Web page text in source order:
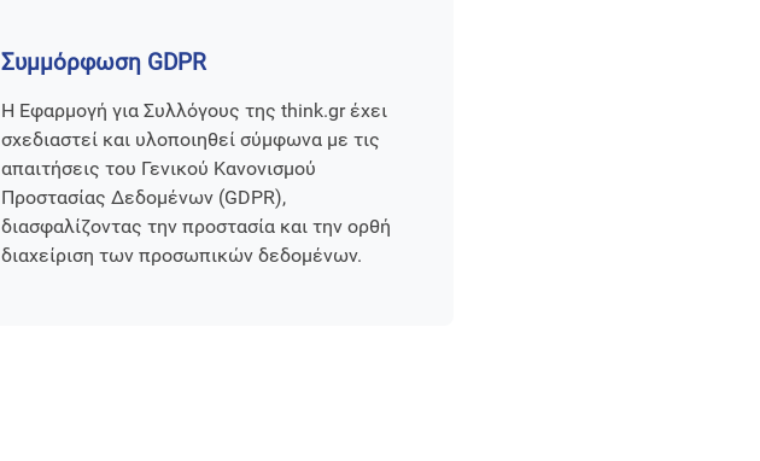
Συμμόρφωση GDPR
Η Εφαρμογή για Συλλόγους της think.gr έχει
σχεδιαστεί και υλοποιηθεί σύμφωνα με τις
απαιτήσεις του Γενικού Κανονισμού
Προστασίας Δεδομένων (GDPR),
διασφαλίζοντας την προστασία και την ορθή
διαχείριση των προσωπικών δεδομένων.